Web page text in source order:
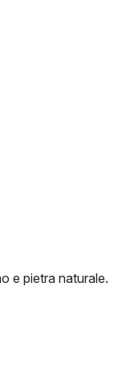
e pietra naturale.